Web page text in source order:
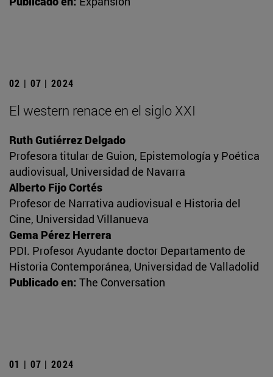
02 | 07 | 2024
El western renace en el siglo XXI
Ruth Gutiérrez Delgado
Profesora titular de Guion, Epistemología y Poética
audiovisual, Universidad de Navarra
Alberto Fijo Cortés
Profesor de Narrativa audiovisual e Historia del
Cine, Universidad Villanueva
Gema Pérez Herrera
PDI. Profesor Ayudante doctor Departamento de
Historia Contemporánea, Universidad de Valladolid
Publicado en: The Conversation
01 | 07 | 2024